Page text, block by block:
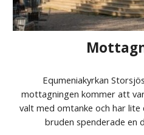
Equmeniakyrkan
mottagningen kommer att
valt med omtanke och har
bruden spenderade en